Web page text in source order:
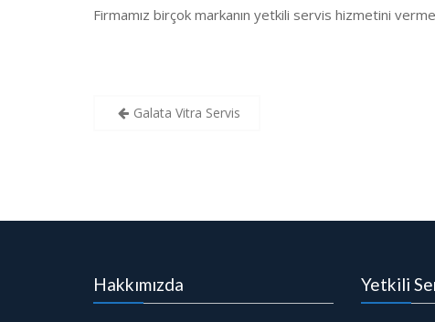
Firmamız birçok markanın yetkili servis hizmetini
YazıGalata Vitra Servis
Hakkımızda Yetkili